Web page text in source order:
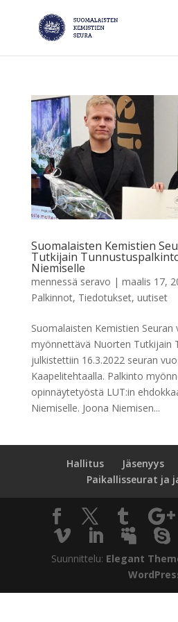
Suomalaisten Kemistien
Tutkijain
Niemiselle
mennessä seravo | maalis 17,
Palkinnot, Tiedotukset, uutiset
Suomalaisten Kemistien Seuran
myönnettävä Nuorten Tutkijain
julkistettiin 16.3.2022 seuran
Kaapelitehtaalla. Palkinto
opinnäytetyöstä LUT:in
Niemiselle. Joona Niemisen...
Hallitus Jäsenyys
Paikallisseurat ja
Suunnittelu: Elegant